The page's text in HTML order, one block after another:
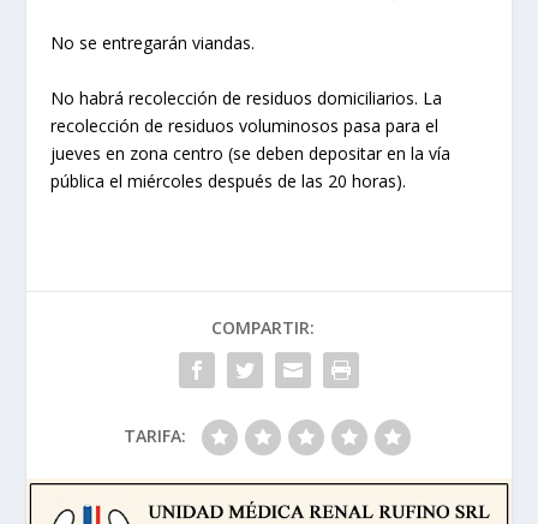
No se entregarán viandas.
No habrá recolección de residuos domiciliarios. La
recolección de residuos voluminosos pasa para el
jueves en zona centro (se deben depositar en la vía
pública el miércoles después de las 20 horas).
COMPARTIR:
TARIFA: